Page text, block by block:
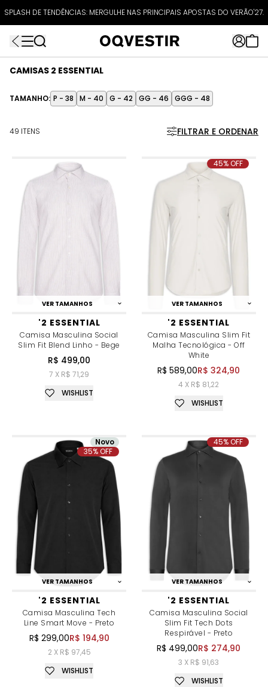
O UPGRADE VEIO AÍ: SALE DE INVERNO
ATÉ 80% OFF + 10% OFF EXTRA!
CUPOM:EXTRA10*
FRETEAPP
R$499*
CAMISAS 2 ESSENTIAL
TAMANHO: P - 38 M - 40 G - 42 GG - 46 GGG - 48
49 ITENS FILTRAR E ORDENAR
VER TAMANHOS
'2 ESSENTIAL
Camisa Masculina Social
Slim Fit Blend Linho - Bege
R$ 499,00
7 X R$ 71,29
WISHLIST
VER TAMANHOS
'2 ESSENTIAL
Camisa Masculina Slim Fit
Malha Tecnológica - Off
White
R$ 589,00R$ 324,90
4 X R$ 81,22
45% OFF
WISHLIST
VER TAMANHOS
'2 ESSENTIAL
Camisa Masculina Tech
Line Smart Move - Preto
R$ 299,00R$ 194,90
2 X R$ 97,45
Novo
35% OFF
WISHLIST
VER TAMANHOS
'2 ESSENTIAL
Camisa Masculina Social
Slim Fit Tech Dots
Respirável - Preto
R$ 499,00R$ 274,90
3 X R$ 91,63
45% OFF
WISHLIST